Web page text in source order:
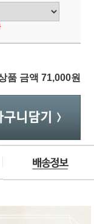
품 금액 71,000원